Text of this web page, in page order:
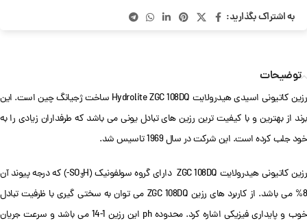
به اشتراک بگذارید:
توضیحات
رزین کاتیونی اسیدی هیدرولایت Hydrolite ZGC 108DQ ساخت ژجیانگ چین است. این
برند از بهترین و با کیفیت ترین رزین های تبادل یونی می باشد که طرفداران زیادی را به
خود جلب کرده است. این شرکت در سال 1969 تاسیس شد.
رزین کاتیونی هیدرولایت ZGC 108DQ دارای گروه سولفونیک (SO 3
H-) که درجه پیوند آن
8% می باشد. از کاربرد های رزین ZGC 108DQ می توان به سختی گیری با ظرفیت تبادل
خوب و پایداری فیزیکی اشاره کرد. محدوده ph این رزین 1-14 می باشد و سرعت جریان